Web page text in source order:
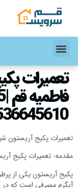
تعمیرات
تعمیرات پکیج آریستون
مقدمه: تعمیرات پکیج
پکیج آریستون یکی از
آبگرم مصرفی است که در